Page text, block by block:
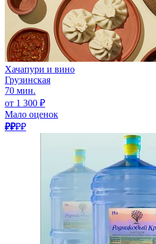
Хачапури и вино
Грузинская
70 мин.
от 1 300 ₽
Мало оценок
₽₽₽₽